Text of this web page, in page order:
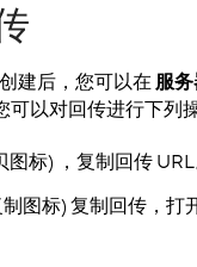
建后，您可以在服
可以对回传进行下列
图标) ，复制回传 URL
制图标) 复制回传，打